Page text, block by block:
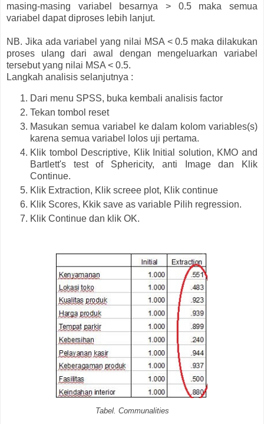
masing-masing variabel besarnya > 0.5 maka semua
variabel dapat diproses lebih lanjut.
NB. Jika ada variabel yang nilai MSA < 0.5 maka dilakukan
proses ulang dari awal dengan mengeluarkan variabel
tersebut yang nilai MSA < 0.5.
Langkah analisis selanjutnya :
Dari menu SPSS, buka kembali analisis factor
Tekan tombol reset
Masukan semua variabel ke dalam kolom variables(s)
karena semua variabel lolos uji pertama.
Klik tombol Descriptive, Klik Initial solution, KMO and
Bartlett's test of Sphericity, anti Image dan Klik
Continue.
Klik Extraction, Klik screee plot, Klik continue
Klik Scores, Kkik save as variable Pilih regression.
Klik Continue dan klik OK.
Tabel. Communalities